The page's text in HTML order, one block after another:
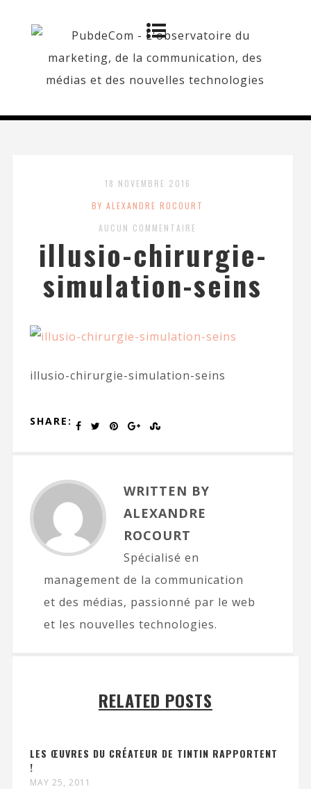
18 NOVEMBRE 2016
BY ALEXANDRE ROCOURT
AUCUN COMMENTAIRE
illusio-chirurgie-
simulation-seins
illusio-chirurgie-simulation-seins
SHARE:
WRITTEN BY
ALEXANDRE
ROCOURT
Spécialisé en
management de la communication
et des médias, passionné par le web
et les nouvelles technologies.
RELATED POSTS
LES ŒUVRES DU CRÉATEUR DE TINTIN RAPPORTENT
!
MAY 25, 2011